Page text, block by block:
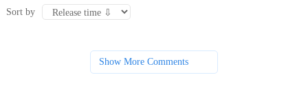
Sort by
Show More Comments